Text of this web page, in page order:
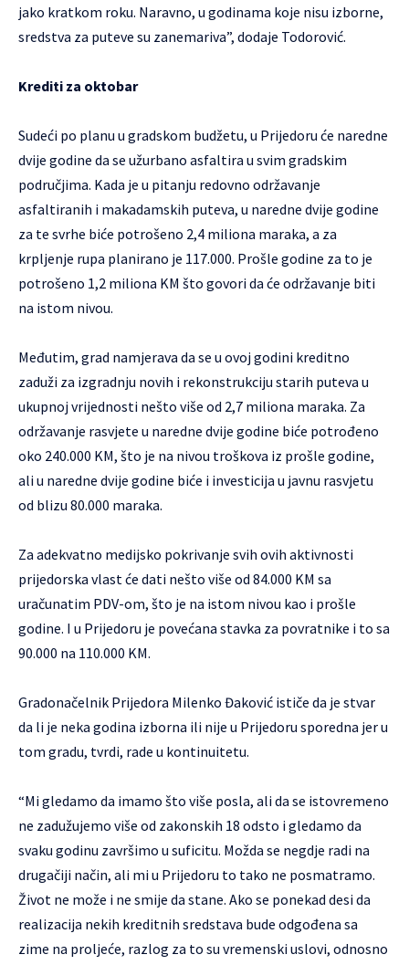
jako kratkom roku. Naravno, u godinama koje nisu izborne,
sredstva za puteve su zanemariva”, dodaje Todorović.
Krediti za oktobar
Sudeći po planu u gradskom budžetu, u Prijedoru će naredne
dvije godine da se užurbano asfaltira u svim gradskim
područjima. Kada je u pitanju redovno održavanje
asfaltiranih i makadamskih puteva, u naredne dvije godine
za te svrhe biće potrošeno 2,4 miliona maraka, a za
krpljenje rupa planirano je 117.000. Prošle godine za to je
potrošeno 1,2 miliona KM što govori da će održavanje biti
na istom nivou.
Međutim, grad namjerava da se u ovoj godini kreditno
zaduži za izgradnju novih i rekonstrukciju starih puteva u
ukupnoj vrijednosti nešto više od 2,7 miliona maraka. Za
održavanje rasvjete u naredne dvije godine biće potrođeno
oko 240.000 KM, što je na nivou troškova iz prošle godine,
ali u naredne dvije godine biće i investicija u javnu rasvjetu
od blizu 80.000 maraka.
Za adekvatno medijsko pokrivanje svih ovih aktivnosti
prijedorska vlast će dati nešto više od 84.000 KM sa
uračunatim PDV-om, što je na istom nivou kao i prošle
godine. I u Prijedoru je povećana stavka za povratnike i to sa
90.000 na 110.000 KM.
Gradonačelnik Prijedora Milenko Đaković ističe da je stvar
da li je neka godina izborna ili nije u Prijedoru sporedna jer u
tom gradu, tvrdi, rade u kontinuitetu.
“Mi gledamo da imamo što više posla, ali da se istovremeno
ne zadužujemo više od zakonskih 18 odsto i gledamo da
svaku godinu završimo u suficitu. Možda se negdje radi na
drugačiji način, ali mi u Prijedoru to tako ne posmatramo.
Život ne može i ne smije da stane. Ako se ponekad desi da
realizacija nekih kreditnih sredstava bude odgođena sa
zime na proljeće, razlog za to su vremenski uslovi, odnosno